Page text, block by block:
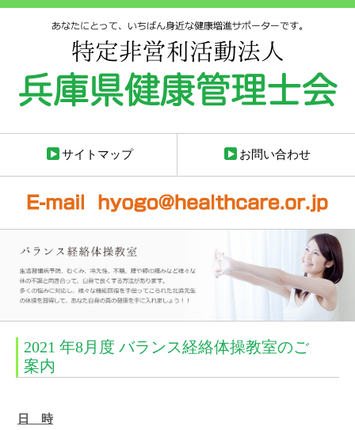
サイトマップ お問い合わせ
2021 年8月度 バランス経絡体操教室のご
案内
日 時